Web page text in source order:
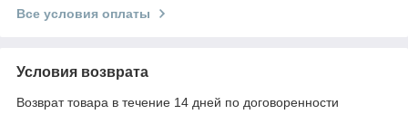
Все условия оплаты
Условия возврата
Возврат товара в течение 14 дней по договоренности